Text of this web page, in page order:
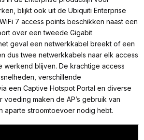
blijkt ook uit de Ubiquiti Enterprise
7 access points beschikken naast een
over een tweede Gigabit
geval een netwerkkabel breekt of een
dus twee netwerkkabels naar elk access
werkend blijven. De krachtige access
verschillende
een Captive Hotspot Portal en diverse
voeding maken de AP’s gebruik van
aparte stroomtoevoer nodig hebt.